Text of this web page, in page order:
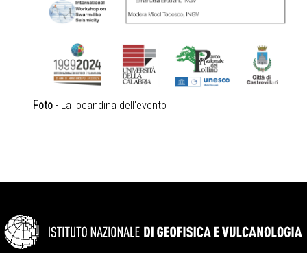
Foto - La locandina dell'evento